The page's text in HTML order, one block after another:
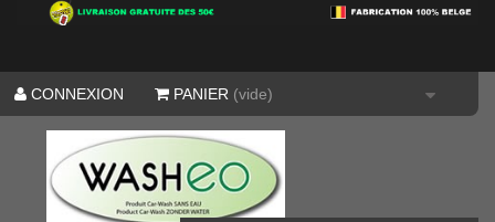
CONNEXION PANIER (vide)